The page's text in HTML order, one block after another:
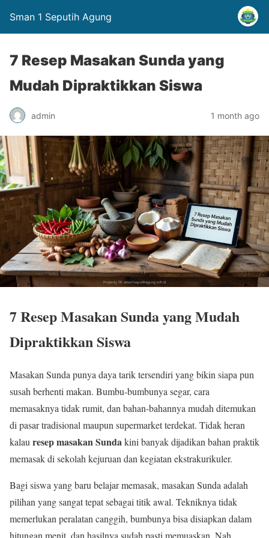
Sman 1 Seputih Agung
7 Resep Masakan Sunda yang
Mudah Dipraktikkan Siswa
admin 1 month ago
7 Resep Masakan Sunda yang Mudah
Dipraktikkan Siswa
Masakan Sunda punya daya tarik tersendiri yang bikin siapa pun
susah berhenti makan. Bumbu-bumbunya segar, cara
memasaknya tidak rumit, dan bahan-bahannya mudah ditemukan
di pasar tradisional maupun supermarket terdekat. Tidak heran
kalau resep masakan Sundakini banyak dijadikan bahan praktik
memasak di sekolah kejuruan dan kegiatan ekstrakurikuler.
Bagi siswa yang baru belajar memasak, masakan Sunda adalah
pilihan yang sangat tepat sebagai titik awal. Tekniknya tidak
memerlukan peralatan canggih, bumbunya bisa disiapkan dalam
hitungan menit, dan hasilnya sudah pasti memuaskan. Nah,